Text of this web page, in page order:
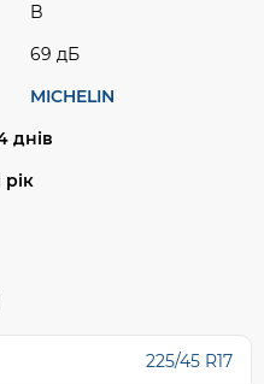
B
69 дБ
MICHELIN
днів
225/45 R17